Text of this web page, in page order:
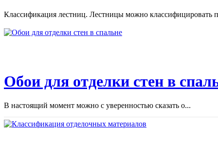
Классификация лестниц. Лестницы можно классифицировать
Обои для отделки стен в
В настоящий момент можно с уверенностью сказать о...